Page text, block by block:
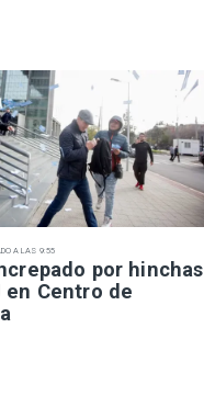
A LAS 9:55
por hinchas
en Centro de